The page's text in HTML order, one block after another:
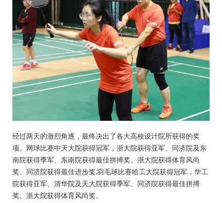
经过两天的激烈角逐，最终决出了各大高校设计院所获得的奖
项。网球比赛中天大院获得冠军，浙大院获得亚军、同济院及东
南院获得季军、东南院获得最佳拼搏奖、浙大院获得体育风尚
奖、同济院获得最佳进步奖;羽毛球比赛哈工大院获得冠军，华工
院获得亚军、清华院及天大院获得季军、同济院获得最佳拼搏
奖、浙大院获得体育风尚奖。